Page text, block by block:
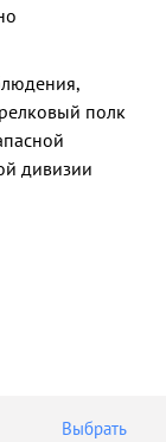
полк
дивизии
Выбрать